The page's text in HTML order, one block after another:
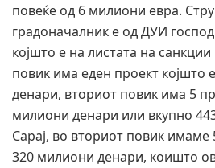
повеќе од 6 милиони евра.
градоначалник е од ДУИ
којшто е на листата на
повик има еден проект којшто
денари, вториот повик има 5
милиони денари или вкупно
Сарај, во вториот повик имаме
320 милиони денари, коишто